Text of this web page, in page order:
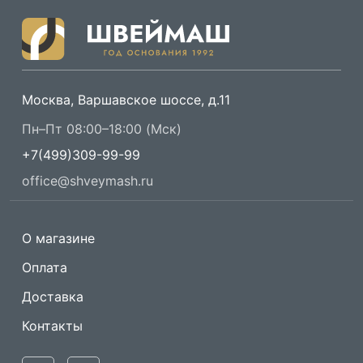
Москва, Варшавское шоссе, д.11
Пн–Пт 08:00–18:00 (Мск)
+7(499)309-99-99
office@shveymash.ru
О магазине
Оплата
Доставка
Контакты